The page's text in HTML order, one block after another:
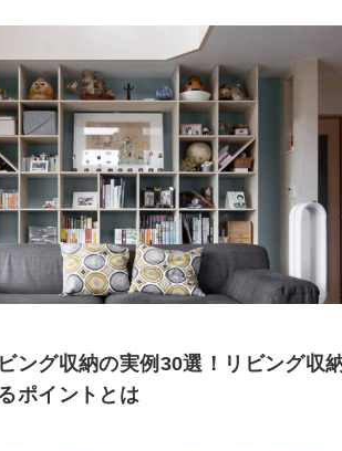
ング収納の実例30選！リビング収
ポイントとは